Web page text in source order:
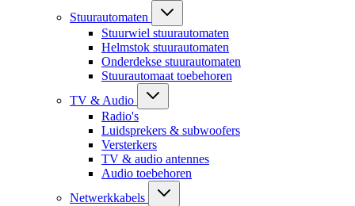
Stuurautomaten
Stuurwiel stuurautomaten
Helmstok stuurautomaten
Onderdekse stuurautomaten
Stuurautomaat toebehoren
TV & Audio
Radio's
Luidsprekers & subwoofers
Versterkers
TV & audio antennes
Audio toebehoren
Netwerkkabels